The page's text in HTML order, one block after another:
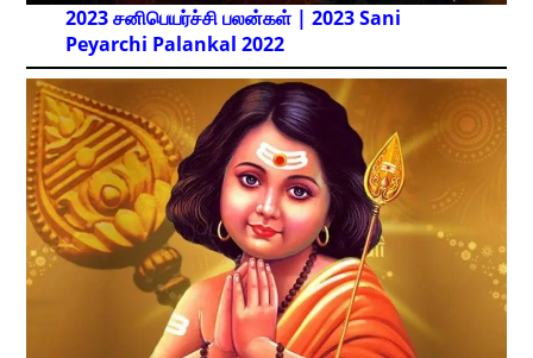
2023 சனிபெயர்ச்சி பலன்கள் | 2023 Sani
Peyarchi Palankal 2022